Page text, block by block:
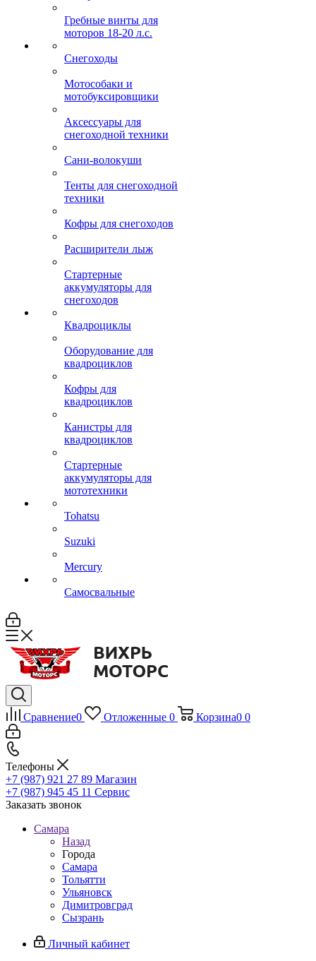
Гребные винты для
моторов 18-20 л.с.
Снегоходы
Мотособаки и
мотобуксировщики
Аксессуары для
снегоходной техники
Сани-волокуши
Тенты для снегоходной
техники
Кофры для снегоходов
Расширители лыж
Стартерные
аккумуляторы для
снегоходов
Квадроциклы
Оборудование для
квадроциклов
Кофры для
квадроциклов
Канистры для
квадроциклов
Стартерные
аккумуляторы для
мототехники
Tohatsu
Suzuki
Mercury
Самосвальные
Сравнение0 Отложенные 0 Корзина0 0
Телефоны
+7 (987) 921 27 89 Магазин
+7 (987) 945 45 11 Сервис
Заказать звонок
Самара
Назад
Города
Самара
Тольятти
Ульяновск
Димитровград
Сызрань
Личный кабинет